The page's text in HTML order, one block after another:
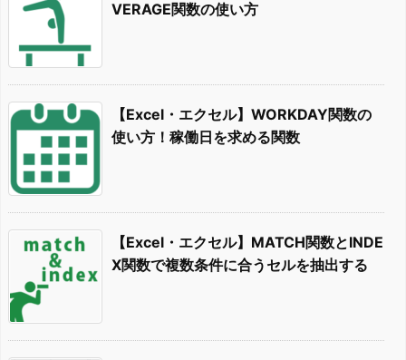
VERAGE関数の使い方
【Excel・エクセル】WORKDAY関数の
使い方！稼働日を求める関数
【Excel・エクセル】MATCH関数とINDE
X関数で複数条件に合うセルを抽出する